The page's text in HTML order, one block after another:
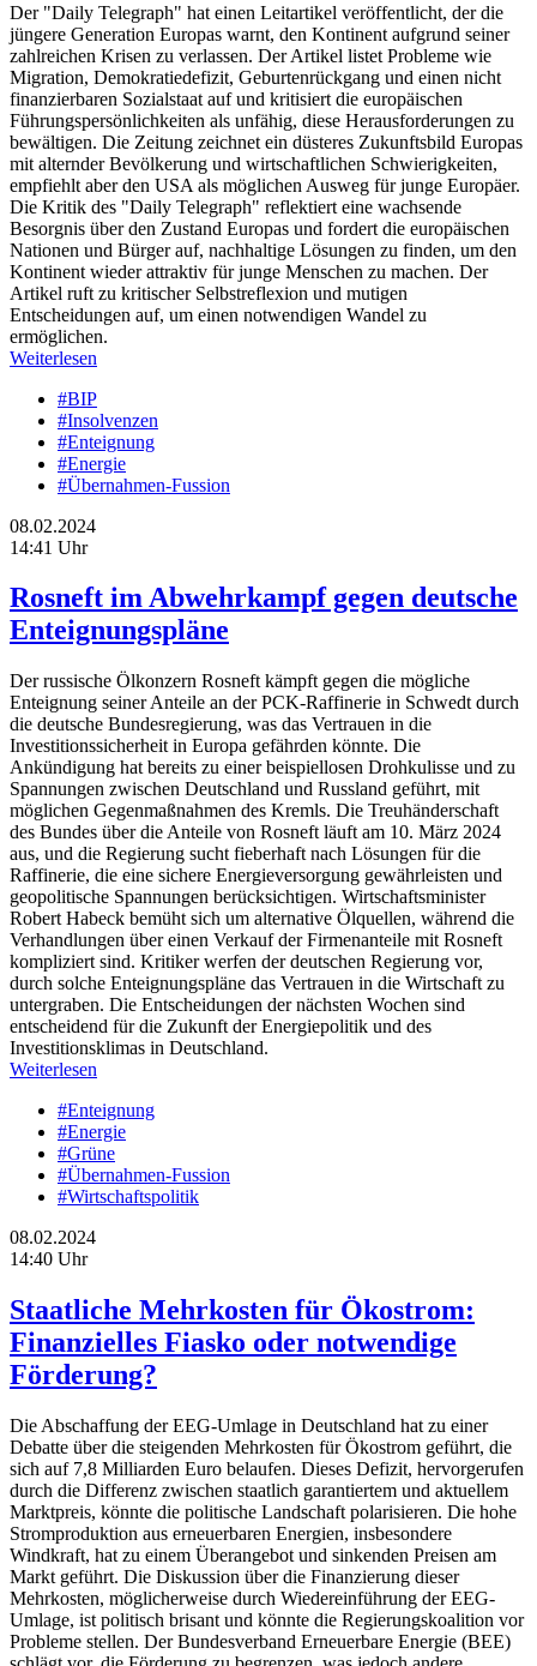
Der "Daily Telegraph" hat einen Leitartikel veröffentlicht, der die
jüngere Generation Europas warnt, den Kontinent aufgrund seiner
zahlreichen Krisen zu verlassen. Der Artikel listet Probleme wie
Migration, Demokratiedefizit, Geburtenrückgang und einen nicht
finanzierbaren Sozialstaat auf und kritisiert die europäischen
Führungspersönlichkeiten als unfähig, diese Herausforderungen zu
bewältigen. Die Zeitung zeichnet ein düsteres Zukunftsbild Europas
mit alternder Bevölkerung und wirtschaftlichen Schwierigkeiten,
empfiehlt aber den USA als möglichen Ausweg für junge Europäer.
Die Kritik des "Daily Telegraph" reflektiert eine wachsende
Besorgnis über den Zustand Europas und fordert die europäischen
Nationen und Bürger auf, nachhaltige Lösungen zu finden, um den
Kontinent wieder attraktiv für junge Menschen zu machen. Der
Artikel ruft zu kritischer Selbstreflexion und mutigen
Entscheidungen auf, um einen notwendigen Wandel zu
ermöglichen.
Weiterlesen
#BIP
#Insolvenzen
#Enteignung
#Energie
#Übernahmen-Fussion
08.02.2024
14:41 Uhr
Rosneft im Abwehrkampf gegen deutsche
Enteignungspläne
Der russische Ölkonzern Rosneft kämpft gegen die mögliche
Enteignung seiner Anteile an der PCK-Raffinerie in Schwedt durch
die deutsche Bundesregierung, was das Vertrauen in die
Investitionssicherheit in Europa gefährden könnte. Die
Ankündigung hat bereits zu einer beispiellosen Drohkulisse und zu
Spannungen zwischen Deutschland und Russland geführt, mit
möglichen Gegenmaßnahmen des Kremls. Die Treuhänderschaft
des Bundes über die Anteile von Rosneft läuft am 10. März 2024
aus, und die Regierung sucht fieberhaft nach Lösungen für die
Raffinerie, die eine sichere Energieversorgung gewährleisten und
geopolitische Spannungen berücksichtigen. Wirtschaftsminister
Robert Habeck bemüht sich um alternative Ölquellen, während die
Verhandlungen über einen Verkauf der Firmenanteile mit Rosneft
kompliziert sind. Kritiker werfen der deutschen Regierung vor,
durch solche Enteignungspläne das Vertrauen in die Wirtschaft zu
untergraben. Die Entscheidungen der nächsten Wochen sind
entscheidend für die Zukunft der Energiepolitik und des
Investitionsklimas in Deutschland.
Weiterlesen
#Enteignung
#Energie
#Grüne
#Übernahmen-Fussion
#Wirtschaftspolitik
08.02.2024
14:40 Uhr
Staatliche Mehrkosten für Ökostrom:
Finanzielles Fiasko oder notwendige
Förderung?
Die Abschaffung der EEG-Umlage in Deutschland hat zu einer
Debatte über die steigenden Mehrkosten für Ökostrom geführt, die
sich auf 7,8 Milliarden Euro belaufen. Dieses Defizit, hervorgerufen
durch die Differenz zwischen staatlich garantiertem und aktuellem
Marktpreis, könnte die politische Landschaft polarisieren. Die hohe
Stromproduktion aus erneuerbaren Energien, insbesondere
Windkraft, hat zu einem Überangebot und sinkenden Preisen am
Markt geführt. Die Diskussion über die Finanzierung dieser
Mehrkosten, möglicherweise durch Wiedereinführung der EEG-
Umlage, ist politisch brisant und könnte die Regierungskoalition vor
Probleme stellen. Der Bundesverband Erneuerbare Energie (BEE)